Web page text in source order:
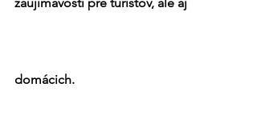
domácich.